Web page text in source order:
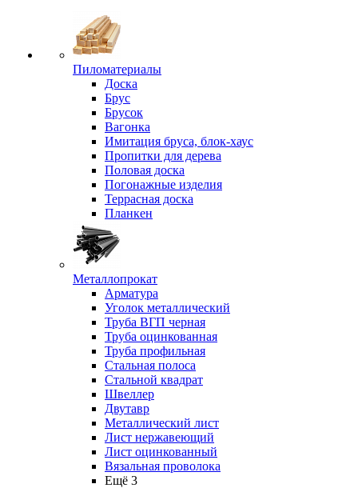
Пиломатериалы
Доска
Брус
Брусок
Вагонка
Имитация бруса, блок-хаус
Пропитки для дерева
Половая доска
Погонажные изделия
Террасная доска
Планкен
Металлопрокат
Арматура
Уголок металлический
Труба ВГП черная
Труба оцинкованная
Труба профильная
Стальная полоса
Стальной квадрат
Швеллер
Двутавр
Металлический лист
Лист нержавеющий
Лист оцинкованный
Вязальная проволока
Ещё 3